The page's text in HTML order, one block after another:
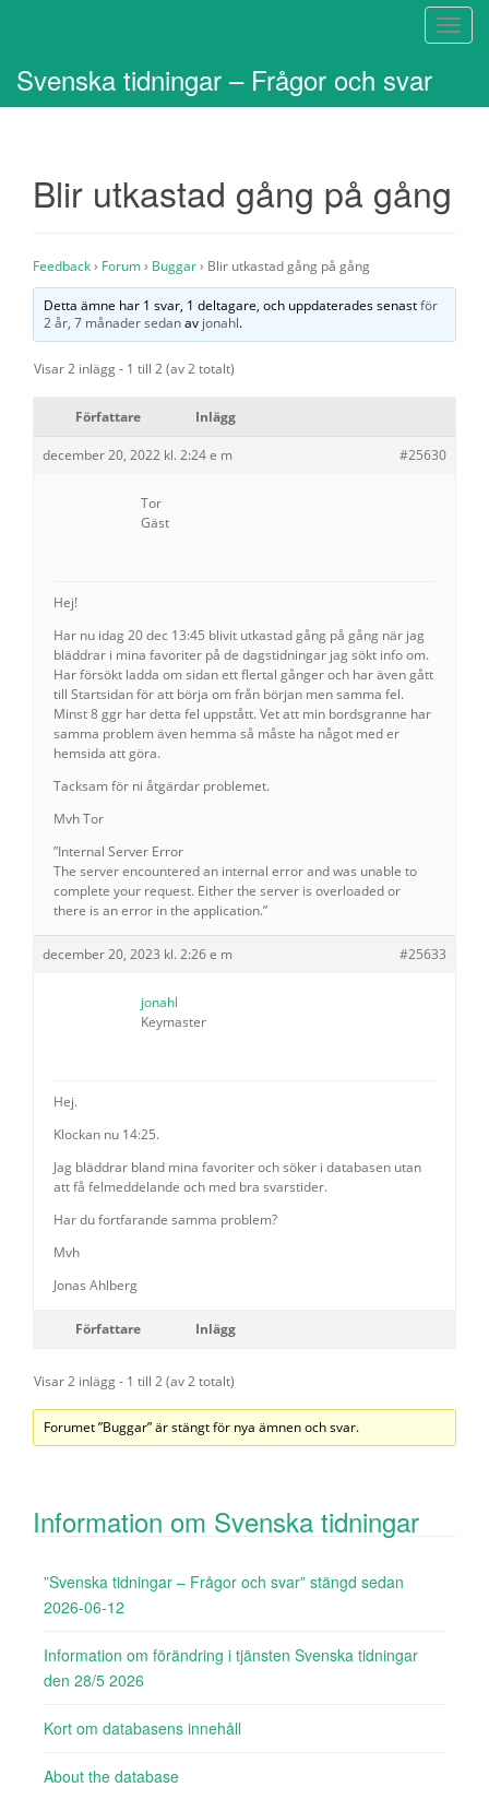
S
p
v
Svenska tidningar – Frågor och svar
Blir utkastad gång på gång
Feedback› Forum› Buggar› Blir utkastad gång på gång
Detta ämne har 1 svar, 1 deltagare, och uppdaterades senastför
2 år, 7 månader sedanav jonahl.
Visar 2 inlägg - 1 till 2 (av 2 totalt)
Författare Inlägg
december 20, 2022 kl. 2:24 e m #25630
Tor
Gäst
Hej!
Har nu idag 20 dec 13:45 blivit utkastad gång på gång när jag
bläddrar i mina favoriter på de dagstidningar jag sökt info om.
Har försökt ladda om sidan ett flertal gånger och har även gått
till Startsidan för att börja om från början men samma fel.
Minst 8 ggr har detta fel uppstått. Vet att min bordsgranne har
samma problem även hemma så måste ha något med er
hemsida att göra.
Tacksam för ni åtgärdar problemet.
Mvh Tor
”Internal Server Error
The server encountered an internal error and was unable to
complete your request. Either the server is overloaded or
there is an error in the application.”
december 20, 2023 kl. 2:26 e m #25633
jonahl
Keymaster
Hej.
Klockan nu 14:25.
Jag bläddrar bland mina favoriter och söker i databasen utan
att få felmeddelande och med bra svarstider.
Har du fortfarande samma problem?
Mvh
Jonas Ahlberg
Författare Inlägg
Visar 2 inlägg - 1 till 2 (av 2 totalt)
Forumet ”Buggar” är stängt för nya ämnen och svar.
Information om Svenska tidningar
”Svenska tidningar – Frågor och svar” stängd sedan
2026-06-12
Information om förändring i tjänsten Svenska tidningar
den 28/5 2026
Kort om databasens innehåll
About the database